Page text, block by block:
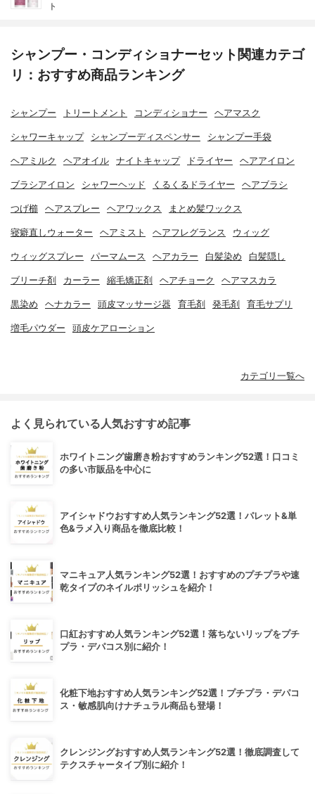
ト
シャンプー・コンディショナーセット関連カテゴ
リ：おすすめ商品ランキング
シャンプー トリートメント コンディショナー ヘアマスク
シャワーキャップ シャンプーディスペンサー シャンプー手袋
ヘアミルク ヘアオイル ナイトキャップ ドライヤー ヘアアイロン
ブラシアイロン シャワーヘッド くるくるドライヤー ヘアブラシ
つげ櫛 ヘアスプレー ヘアワックス まとめ髪ワックス
寝癖直しウォーター ヘアミスト ヘアフレグランス ウィッグ
ウィッグスプレー パーマムース ヘアカラー 白髪染め 白髪隠し
ブリーチ剤 カーラー 縮毛矯正剤 ヘアチョーク ヘアマスカラ
黒染め ヘナカラー 頭皮マッサージ器 育毛剤 発毛剤 育毛サプリ
増毛パウダー 頭皮ケアローション
カテゴリ一覧へ
よく見られている人気おすすめ記事
ホワイトニング歯磨き粉おすすめランキング52選！口コミ
の多い市販品を中心に
アイシャドウおすすめ人気ランキング52選！パレット&単
色&ラメ入り商品を徹底比較！
マニキュア人気ランキング52選！おすすめのプチプラや速
乾タイプのネイルポリッシュを紹介！
口紅おすすめ人気ランキング52選！落ちないリップをプチ
プラ・デパコス別に紹介！
化粧下地おすすめ人気ランキング52選！プチプラ・デパコ
ス・敏感肌向けナチュラル商品も登場！
クレンジングおすすめ人気ランキング52選！徹底調査して
テクスチャータイプ別に紹介！